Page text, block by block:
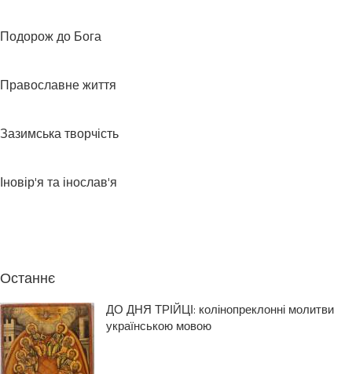
Подорож до Бога
Православне життя
Зазимська творчість
Іновір'я та інослав'я
Останнє
ДО ДНЯ ТРІЙЦІ: колінопреклонні молитви
українською мовою